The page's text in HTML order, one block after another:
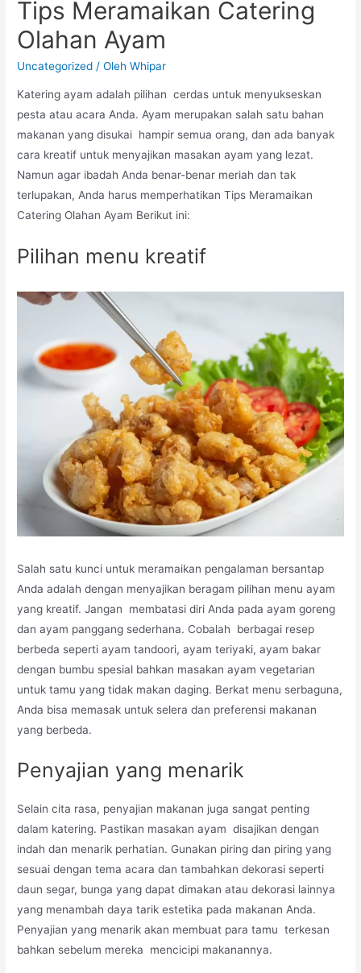
Tips Meramaikan Catering
Olahan Ayam
Uncategorized / OlehWhipar
Katering ayam adalah pilihan cerdas untuk menyukseskan
pesta atau acara Anda. Ayam merupakan salah satu bahan
makanan yang disukai hampir semua orang, dan ada banyak
cara kreatif untuk menyajikan masakan ayam yang lezat.
Namun agar ibadah Anda benar-benar meriah dan tak
terlupakan, Anda harus memperhatikan Tips Meramaikan
Catering Olahan Ayam Berikut ini:
Pilihan menu kreatif
Salah satu kunci untuk meramaikan pengalaman bersantap
Anda adalah dengan menyajikan beragam pilihan menu ayam
yang kreatif. Jangan membatasi diri Anda pada ayam goreng
dan ayam panggang sederhana. Cobalah berbagai resep
berbeda seperti ayam tandoori, ayam teriyaki, ayam bakar
dengan bumbu spesial bahkan masakan ayam vegetarian
untuk tamu yang tidak makan daging. Berkat menu serbaguna,
Anda bisa memasak untuk selera dan preferensi makanan
yang berbeda.
Penyajian yang menarik
Selain cita rasa, penyajian makanan juga sangat penting
dalam katering. Pastikan masakan ayam disajikan dengan
indah dan menarik perhatian. Gunakan piring dan piring yang
sesuai dengan tema acara dan tambahkan dekorasi seperti
daun segar, bunga yang dapat dimakan atau dekorasi lainnya
yang menambah daya tarik estetika pada makanan Anda.
Penyajian yang menarik akan membuat para tamu terkesan
bahkan sebelum mereka mencicipi makanannya.